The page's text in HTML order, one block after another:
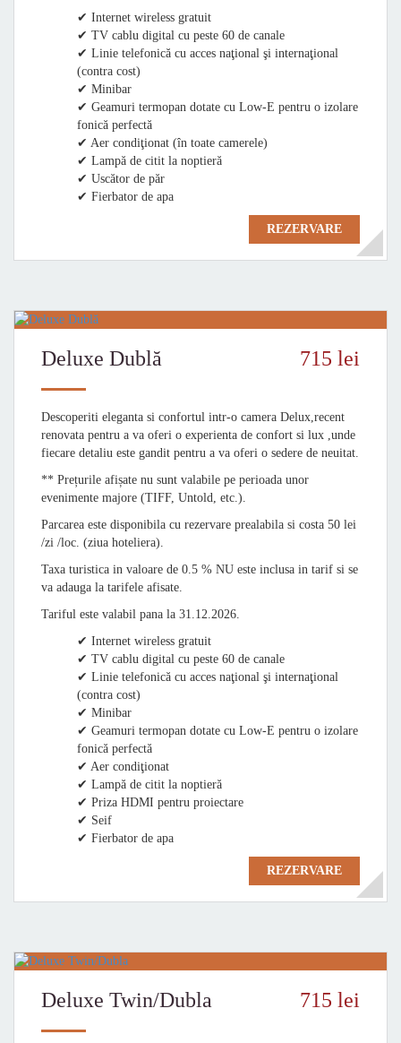
✔ Internet wireless gratuit
✔ TV cablu digital cu peste 60 de canale
✔ Linie telefonică cu acces naţional şi internaţional
(contra cost)
✔ Minibar
✔ Geamuri termopan dotate cu Low-E pentru o izolare
fonică perfectă
✔ Aer condiţionat (în toate camerele)
✔ Lampă de citit la noptieră
✔ Uscător de păr
✔ Fierbator de apa
REZERVARE
Deluxe Dublă 715 lei
Descoperiti eleganta si confortul intr-o camera Delux,recent
renovata pentru a va oferi o experienta de confort si lux ,unde
fiecare detaliu este gandit pentru a va oferi o sedere de neuitat.
** Prețurile afișate nu sunt valabile pe perioada unor
evenimente majore (TIFF, Untold, etc.).
Parcarea este disponibila cu rezervare prealabila si costa 50 lei
/zi /loc. (ziua hoteliera).
Taxa turistica in valoare de 0.5 % NU este inclusa in tarif si se
va adauga la tarifele afisate.
Tariful este valabil pana la 31.12.2026.
✔ Internet wireless gratuit
✔ TV cablu digital cu peste 60 de canale
✔ Linie telefonică cu acces naţional şi internaţional
(contra cost)
✔ Minibar
✔ Geamuri termopan dotate cu Low-E pentru o izolare
fonică perfectă
✔ Aer condiţionat
✔ Lampă de citit la noptieră
✔ Priza HDMI pentru proiectare
✔ Seif
✔ Fierbator de apa
REZERVARE
Deluxe Twin/Dubla 715 lei